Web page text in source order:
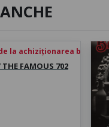
la achiziționarea biletului
THE FAMOUS 702